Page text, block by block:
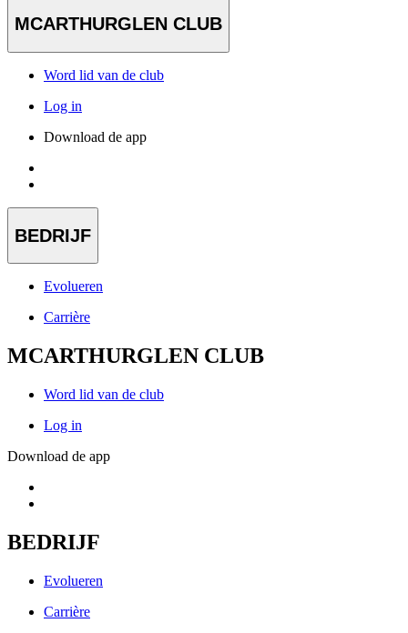
MCARTHURGLEN CLUB
Word lid van de club
Log in
Download de app
BEDRIJF
Evolueren
Carrière
MCARTHURGLEN CLUB
Word lid van de club
Log in
Download de app
BEDRIJF
Evolueren
Carrière